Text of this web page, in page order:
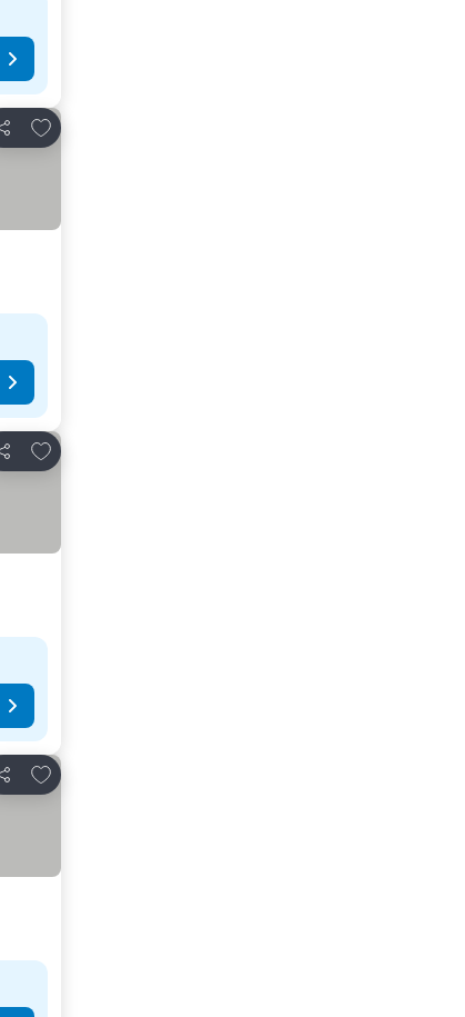
Partilhar
Adicionar aos favoritos
Partilhar
Adicionar aos favoritos
Partilhar
Adicionar aos favoritos